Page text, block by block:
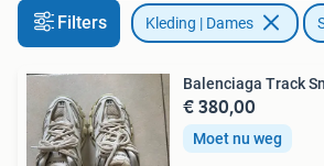
Filters Kleding | Dames
Balenciaga Track
€ 380,00
Moet nu weg